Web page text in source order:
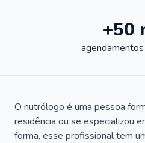
+50
O nutrólogo é uma pessoa
residência ou se especializou
forma, esse profissional tem